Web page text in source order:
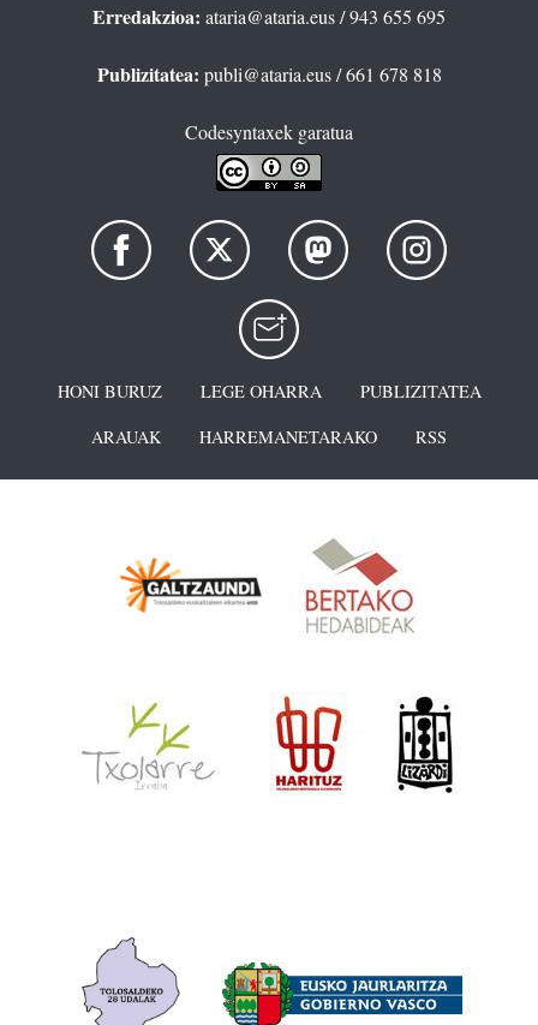
Erredakzioa: ataria@ataria.eus/ 943 655 695
Publizitatea: publi@ataria.eus/ 661 678 818
Codesyntaxek garatua
HONI BURUZ LEGE OHARRA
PUBLIZITATEA
ARAUAK
HARREMANETARAKO RSS